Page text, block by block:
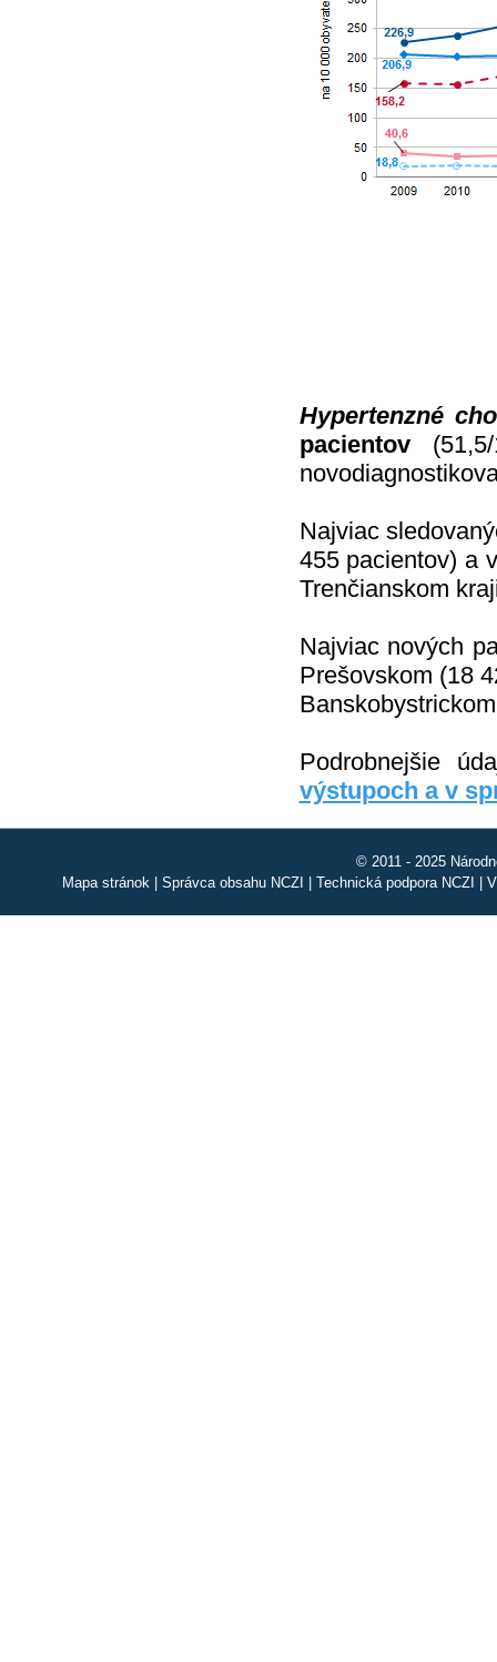
Hypertenzné
pacientov
Najviac
455 pacientov) a
Trenčianskom
Najviac nových
Prešovskom (18
Podrobnejšie
výstupoch a v
© 2011 - 2025
Mapa stránok| Správca obsahu NCZI Technická podpora NCZI